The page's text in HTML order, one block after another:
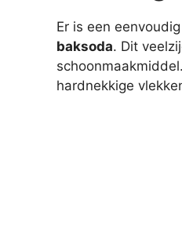
Er is een
baksoda. Dit
hardnekkige